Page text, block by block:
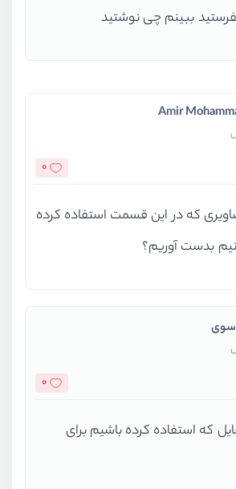
ببینم چی نوشتید
Amir
0
که در این قسمت استفاده کرده
بدست آوریم؟
0
که استفاده کرده باشیم برای